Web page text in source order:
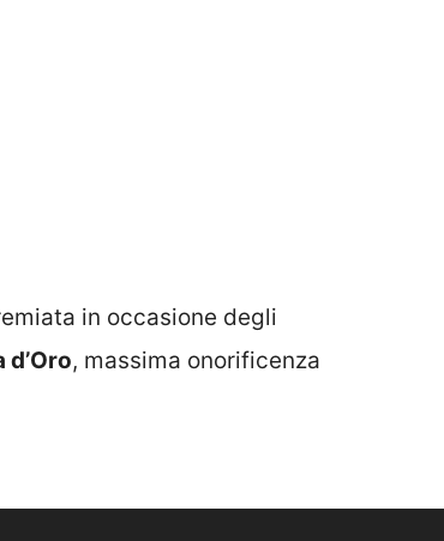
in occasione degli
d’Oro, massima onorificenza